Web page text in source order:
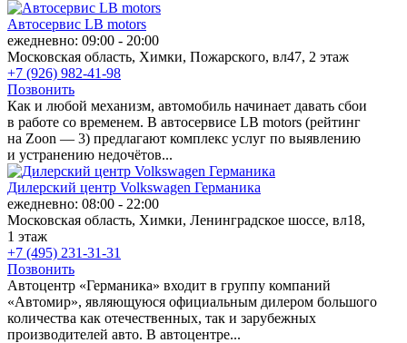
Автосервис LB motors
ежедневно: 09:00 - 20:00
Московская область, Химки, Пожарского, вл47, 2 этаж
+7 (926) 982-41-98
Позвонить
Как и любой механизм, автомобиль начинает давать сбои
в работе со временем. В автосервисе LB motors (рейтинг
на Zoon — 3) предлагают комплекс услуг по выявлению
и устранению недочётов...
Дилерский центр Volkswagen Германика
ежедневно: 08:00 - 22:00
Московская область, Химки, Ленинградское шоссе, вл18,
1 этаж
+7 (495) 231-31-31
Позвонить
Автоцентр «Германика» входит в группу компаний
«Автомир», являющуюся официальным дилером большого
количества как отечественных, так и зарубежных
производителей авто. В автоцентре...